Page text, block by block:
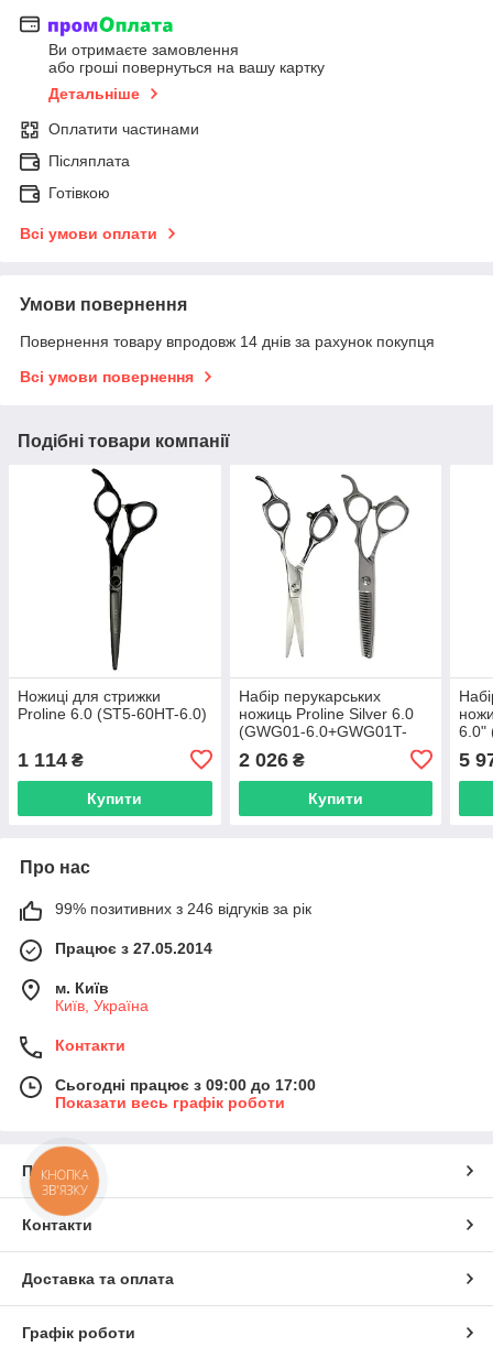
Ви отримаєте замовлення
або гроші повернуться на вашу картку
Детальніше
Оплатити частинами
Післяплата
Готівкою
Всі умови оплати
Умови повернення
Повернення товару впродовж 14 днів за рахунок покупця
Всі умови повернення
Подібні товари компанії
Ножиці для стрижки
Proline 6.0 (ST5-60HT-6.0)
1 114 ₴
Купити
Набір перукарських
ножиць Proline Silver 6.0
(GWG01-6.0+GWG01T-
2 026₴
Купити
6.0"
5
Про нас
99% позитивних з 246 відгуків за рік
Працює з 27.05.2014
м. Київ
Київ, Україна
Контакти
Сьогодні працює з 09:00 до 17:00
Показати весь графік роботи
Про нас
Контакти
Доставка та оплата
Графік роботи
КНОПКА
ЗВ'ЯЗКУ